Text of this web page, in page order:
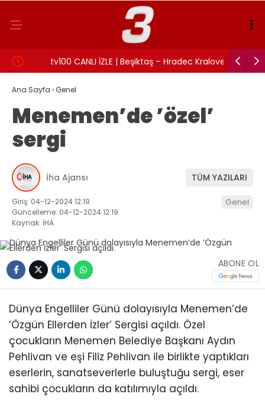
tv100 CANLI İZLE | Beşiktaş – Hradec Kralove
maçı canlı izle!
İzmit
Ana Sayfa ›Genel
Menemen’de ’özel’
sergi
İha Ajansı TÜM YAZILARI
Giriş: 04-12-2024 12:19
Güncelleme: 04-12-2024 12:19
Kaynak: İHA
Genel
ABONE OL
Dünya Engelliler Günü dolayısıyla Menemen’de
‘Özgün Ellerden İzler’ Sergisi açıldı. Özel
çocukların Menemen Belediye Başkanı Aydın
Pehlivan ve eşi Filiz Pehlivan ile birlikte yaptıkları
eserlerin, sanatseverlerle buluştuğu sergi, eser
sahibi çocukların da katılımıyla açıldı.